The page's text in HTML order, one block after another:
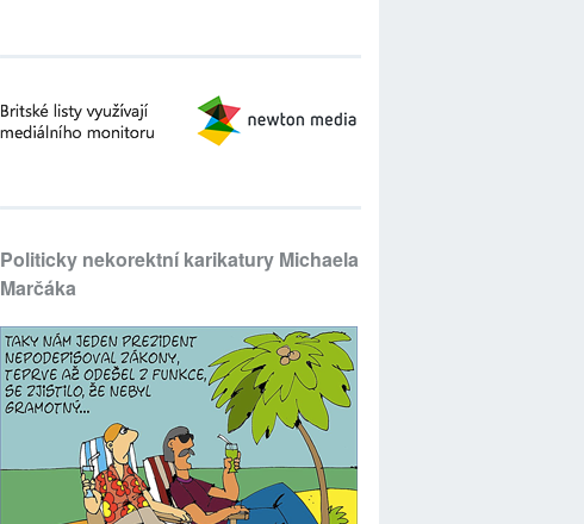
Politicky nekorektní karikatury Michaela
Marčáka